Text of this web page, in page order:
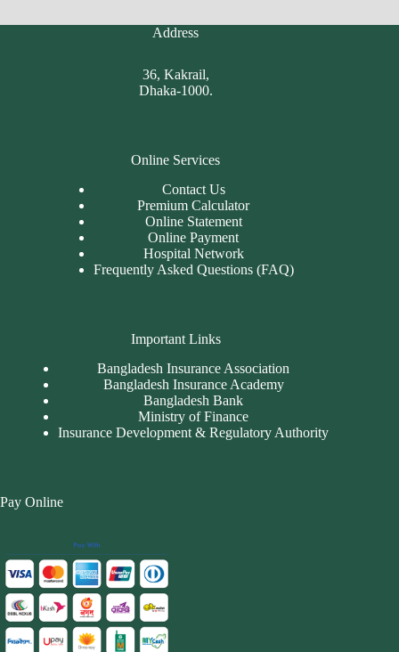
Address
36, Kakrail,
Dhaka-1000.
Online Services
Contact Us
Premium Calculator
Online Statement
Online Payment
Hospital Network
Frequently Asked Questions (FAQ)
Important Links
Bangladesh Insurance Association
Bangladesh Insurance Academy
Bangladesh Bank
Ministry of Finance
Insurance Development & Regulatory Authority
Pay Online